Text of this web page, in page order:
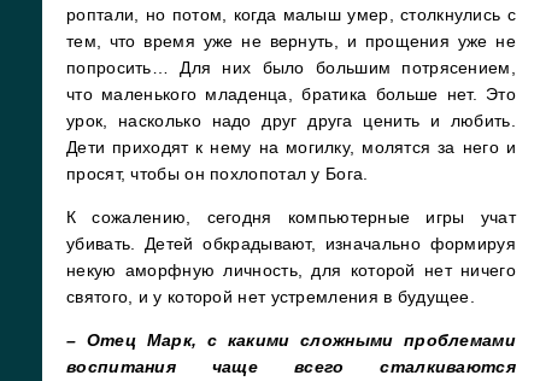
роптали, но потом, когда малыш умер, столкнулись с
тем, что время уже не вернуть, и прощения уже не
попросить… Для них было большим потрясением,
что маленького младенца, братика больше нет. Это
урок, насколько надо друг друга ценить и любить.
Дети приходят к нему на могилку, молятся за него и
просят, чтобы он похлопотал у Бога.
К сожалению, сегодня компьютерные игры учат
убивать. Детей обкрадывают, изначально формируя
некую аморфную личность, для которой нет ничего
святого, и у которой нет устремления в будущее.
– Отец Марк, с какими сложными проблемами
воспитания чаще всего сталкиваются